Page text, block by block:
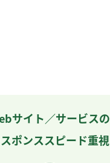
サイト／サービスの
ポンススピード重視